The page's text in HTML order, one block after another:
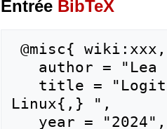
Entrée BibTeX
Linux{,} ",